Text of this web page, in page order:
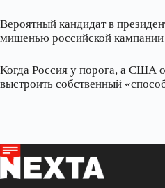
Вероятный кандидат в
мишенью российской кампании
Когда Россия у порога, а США
выстроить собственный